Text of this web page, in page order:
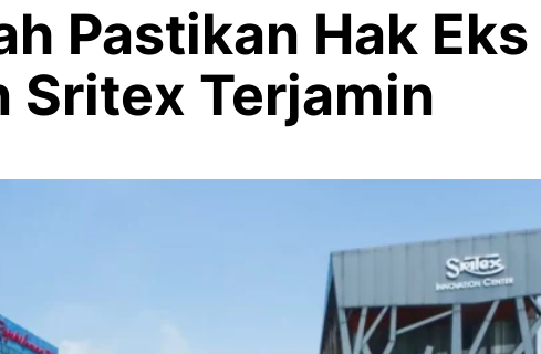
Pastikan Hak Eks
Sritex Terjamin